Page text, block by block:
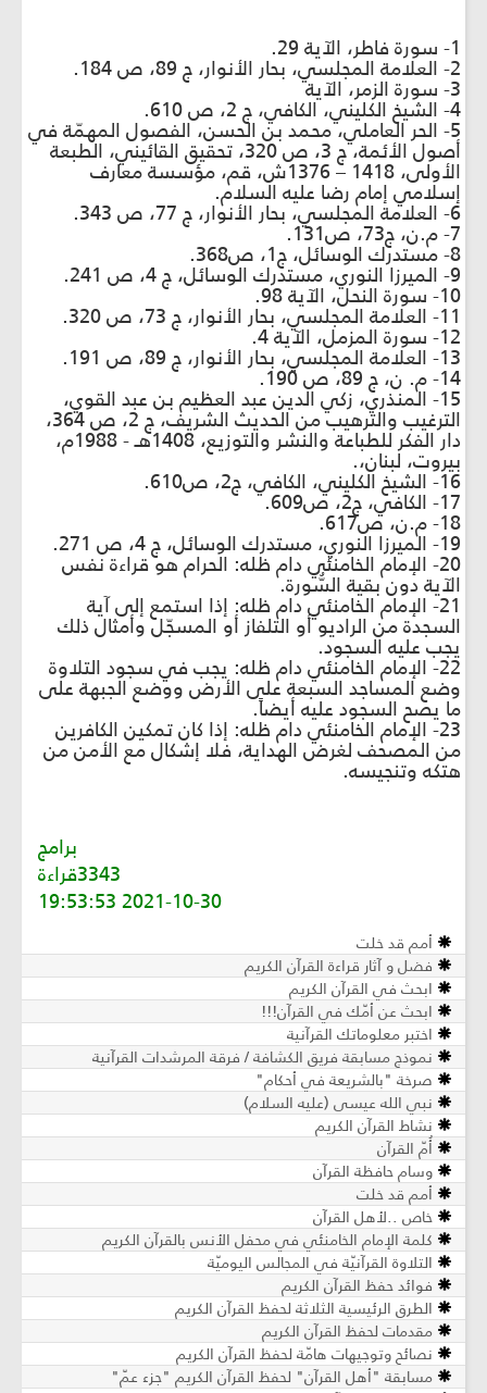
1- سورة فاطر، الآية 29.
2- العلامة المجلسي، بحار الأنوار، ج 89، ص 184.
3- سورة الزمر، الآية
4- الشيخ الكليني، الكافي، ج 2، ص 610.
5- الحر العاملي، محمد بن الحسن، الفصول المهمّة في
أصول الأئمة، ج 3، ص 320، تحقيق القائيني، الطبعة
الأولى، 1418 – 1376ش، قم، مؤسسة معارف
إسلامي إمام رضا عليه السلام.
6- العلامة المجلسي، بحار الأنوار، ج 77، ص 343.
7- م.ن، ج73، ص131.
8- مستدرك الوسائل، ج1، ص368.
9- الميرزا النوري، مستدرك الوسائل، ج 4، ص 241.
10- سورة النحل، الآية 98.
11- العلامة المجلسي، بحار الأنوار، ج 73، ص 320.
12- سورة المزمل، الآية 4.
13- العلامة المجلسي، بحار الأنوار، ج 89، ص 191.
14- م. ن، ج 89، ص 190.
15- المنذري، زكي الدين عبد العظيم بن عبد القوي،
الترغيب والترهيب من الحديث الشريف، ج 2، ص 364،
دار الفكر للطباعة والنشر والتوزيع، 1408هـ - 1988م،
بيروت، لبنان،.
16- الشيخ الكليني، الكافي، ج2، ص610.
17- الكافي، ج2، ص609.
18- م.ن، ص617.
19- الميرزا النوري، مستدرك الوسائل، ج 4، ص 271.
20- الإمام الخامنئي دام ظله: الحرام هو قراءة نفس
الآية دون بقية السُّورة.
21- الإمام الخامنئي دام ظله: إذا استمع إلى آية
السجدة من الراديو أو التلفاز أو المسجّل وأمثال ذلك
يجب عليه السجود.
22- الإمام الخامنئي دام ظله: يجب في سجود التلاوة
وضع المساجد السبعة على الأرض ووضع الجبهة على
ما يصح السجود عليه أيضاً.
23- الإمام الخامنئي دام ظله: إذا كان تمكين الكافرين
من المصحف لغرض الهداية، فلا إشكال مع الأمن من
هتكه وتنجيسه.
برامج
3343قراءة
2021-10-30 19:53:53
أمم قد خلت
فضل و آثار قراءة القرآن الكريم
ابحث في القرآن الكريم
ابحث عن أمّك في القرآن!!!
اختبر معلوماتك القرآنية
نموذج مسابقة فريق الكشافة / فرقة المرشدات القرآنية
صرخة "بالشريعة في أحكام"
نبي الله عيسى (عليه السلام)
نشاط القرآن الكريم
أُمّ القرآن
وسام حافظة القرآن
أمم قد خلت
خاص ..لأهل القرآن
كلمة الإمام الخامنئي في محفل الأنس بالقرآن الكريم
التلاوة القرآنيّة في المجالس اليوميّة
فوائد حفظ القرآن الكريم
الطرق الرئيسية الثلاثة لحفظ القرآن الكريم
مقدمات لحفظ القرآن الكريم
نصائح وتوجيهات هامّة لحفظ القرآن الكريم
مسابقة "أهل القرآن" لحفظ القرآن الكريم "جزء عمّ"